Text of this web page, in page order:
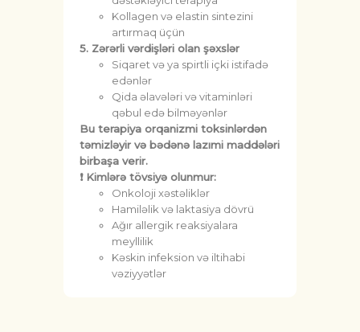
Kollagen və elastin sintezini
artırmaq üçün
5. Zərərli vərdişləri olan şəxslər
Siqaret və ya spirtli içki istifadə
edənlər
Qida əlavələri və vitaminləri
qəbul edə bilməyənlər
Bu terapiya orqanizmi toksinlərdən
təmizləyir və bədənə lazımi maddələri
birbaşa verir.
❗ Kimlərə tövsiyə olunmur:
Onkoloji xəstəliklər
Hamiləlik və laktasiya dövrü
Ağır allergik reaksiyalara
meyllilik
Kəskin infeksion və iltihabi
vəziyyətlər